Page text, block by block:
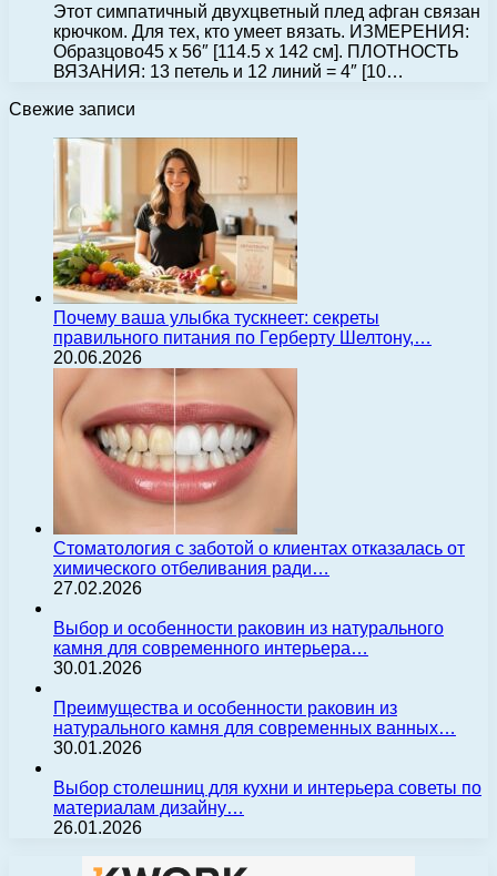
Этот симпатичный двухцветный плед афган связан
крючком. Для тех, кто умеет вязать. ИЗМЕРЕНИЯ:
Образцово45 x 56″ [114.5 x 142 см]. ПЛОТНОСТЬ
ВЯЗАНИЯ: 13 петель и 12 линий = 4″ [10…
Свежие записи
Почему ваша улыбка тускнеет: секреты
правильного питания по Герберту Шелтону,…
20.06.2026
Стоматология с заботой о клиентах отказалась от
химического отбеливания ради…
27.02.2026
Выбор и особенности раковин из натурального
камня для современного интерьера…
30.01.2026
Преимущества и особенности раковин из
натурального камня для современных ванных…
30.01.2026
Выбор столешниц для кухни и интерьера советы по
материалам дизайну…
26.01.2026